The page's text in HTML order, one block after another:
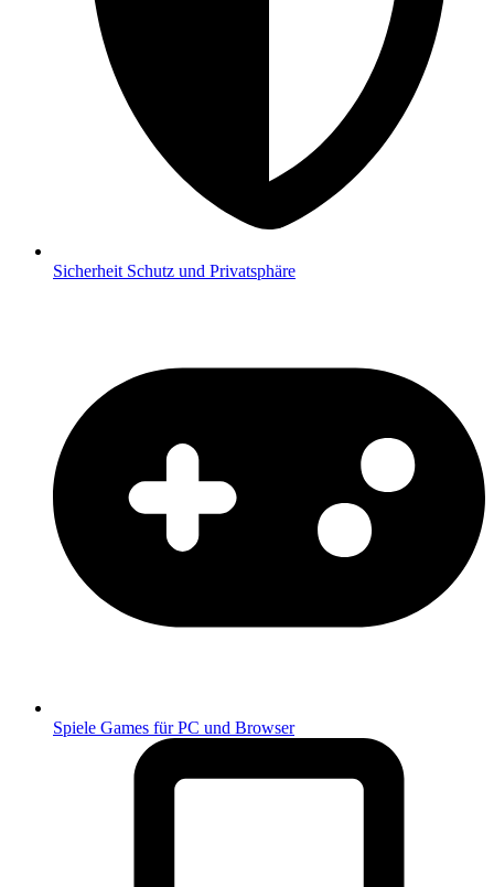
Sicherheit Schutz und Privatsphäre
Spiele Games für PC und Browser